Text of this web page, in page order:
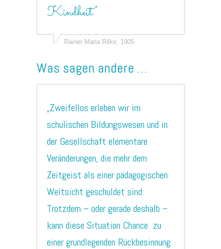
Kindheit.“
Rainer Maria Rilke, 1905
Was sagen andere …
„Zweifellos erleben wir im
schulischen Bildungswesen und in
der Gesellschaft elementare
Veränderungen, die mehr dem
Zeitgeist als einer pädagogischen
Weitsicht geschuldet sind.
Trotzdem – oder gerade deshalb –
kann diese Situation Chance zu
einer grundlegenden Rückbesinnung